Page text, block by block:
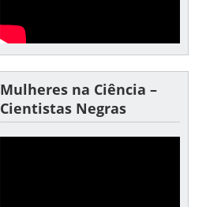
Mulheres na Ciência –
Cientistas Negras